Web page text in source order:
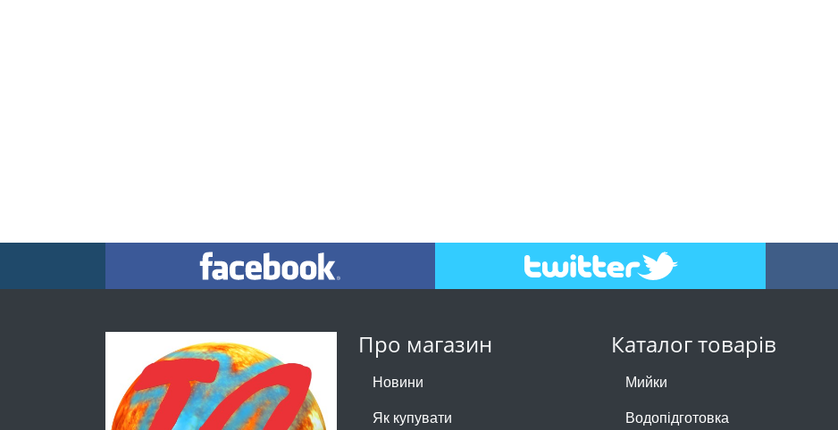
Про магазин
Новини
Як купувати
Каталог товарів
Мийки
Водопідготовка